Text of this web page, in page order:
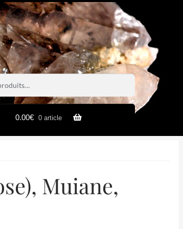
0.00€ 0 article
Muiane,